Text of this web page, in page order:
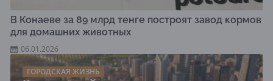
В Конаеве за 89 млрд тенге построят завод кормов
для домашних животных
06.01.2026
ГОРОДСКАЯ ЖИЗНЬ